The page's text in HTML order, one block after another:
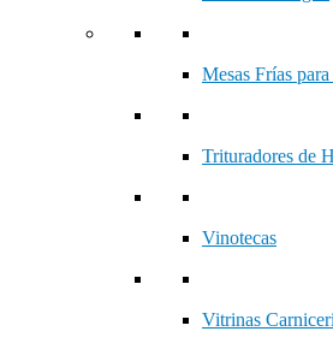
Mesas Frías
Trituradores de
Vinotecas
Vitrinas